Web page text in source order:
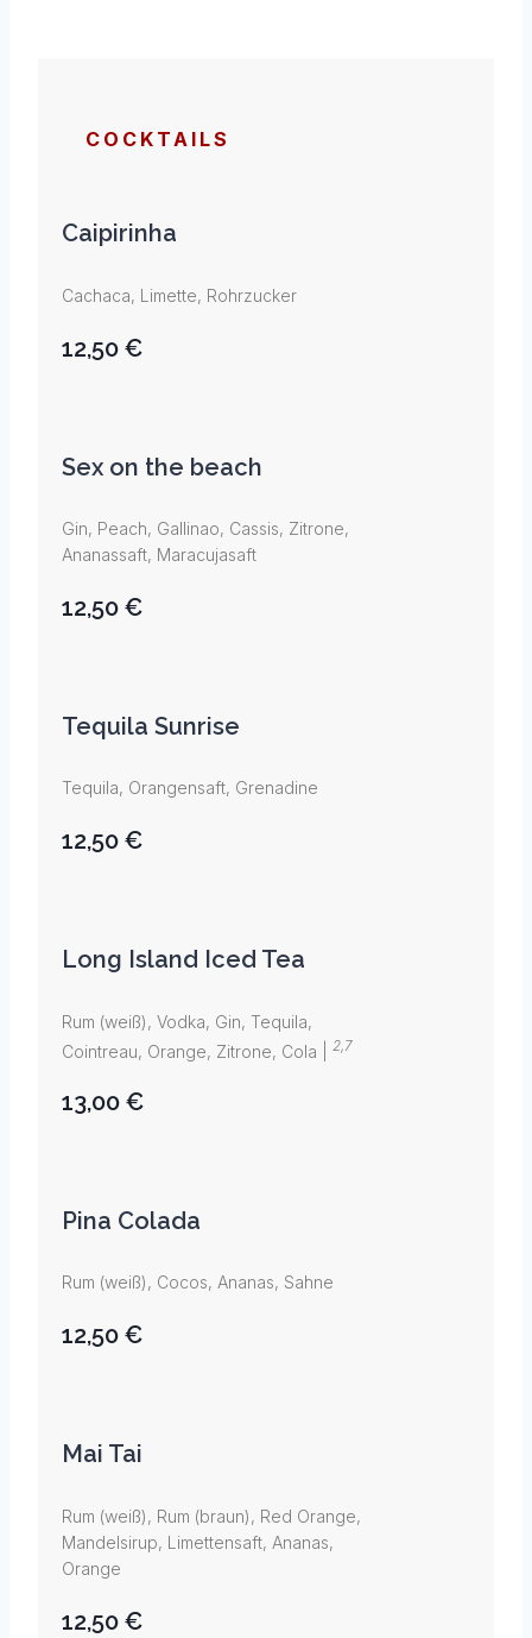
COCKTAILS
Caipirinha
Cachaca, Limette, Rohrzucker
12,50 €
Sex on the beach
Gin, Peach, Gallinao, Cassis, Zitrone,
Ananassaft, Maracujasaft
12,50 €
Tequila Sunrise
Tequila, Orangensaft, Grenadine
12,50 €
Long Island Iced Tea
Rum (weiß), Vodka, Gin, Tequila,
Cointreau, Orange, Zitrone, Cola |
2,7
13,00 €
Pina Colada
Rum (weiß), Cocos, Ananas, Sahne
12,50 €
Mai Tai
Rum (weiß), Rum (braun), Red Orange,
Mandelsirup, Limettensaft, Ananas,
Orange
12,50 €